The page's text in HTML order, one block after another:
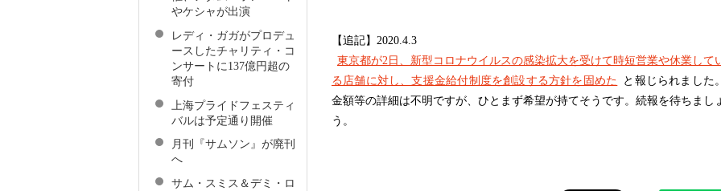
【追記】2020.4.3
東京都が2日、新型コロナウイルスの感染拡大を受けて時短営業や休業して
る店舗に対し、支援金給付制度を創設する方針を固めた
と報じられました。
金額等の詳細は不明ですが、ひとまず希望が持てそうです。続報を待ちまし
う。
やケシャが出演
レディ・ガガがプロデュ
ースしたチャリティ・コ
ンサートに137億円超の
寄付
上海プライドフェスティ
バルは予定通り開催
月刊『サムソン』が廃刊
へ
サム・スミス＆デミ・ロ